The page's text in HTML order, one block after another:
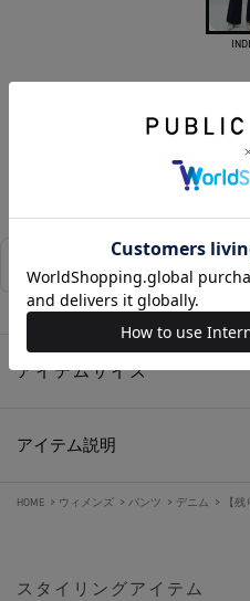
アイテムサイズ
アイテム説明
HOME > ウィメンズ > パンツ > デニム > 【
スタイリングアイテム